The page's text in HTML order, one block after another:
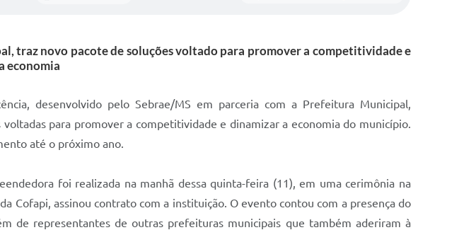
traz novo pacote de soluções voltado para promover a competitividade e
economia
desenvolvido pelo Sebrae/MS em parceria com a Prefeitura Municipal,
para promover a competitividade e dinamizar a economia do município.
até o próximo ano.
foi realizada na manhã dessa quinta-feira (11), em uma cerimônia na
Cofapi, assinou contrato com a instituição. O evento contou com a presença do
de representantes de outras prefeituras municipais que também aderiram à